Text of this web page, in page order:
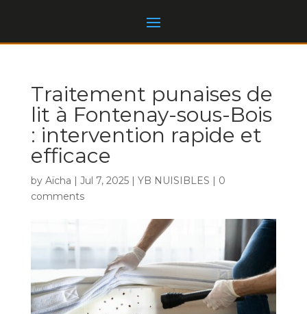
Traitement punaises de
lit à Fontenay-sous-Bois
: intervention rapide et
efficace
by Aïcha | Jul 7, 2025| YB NUISIBLES | 0
comments